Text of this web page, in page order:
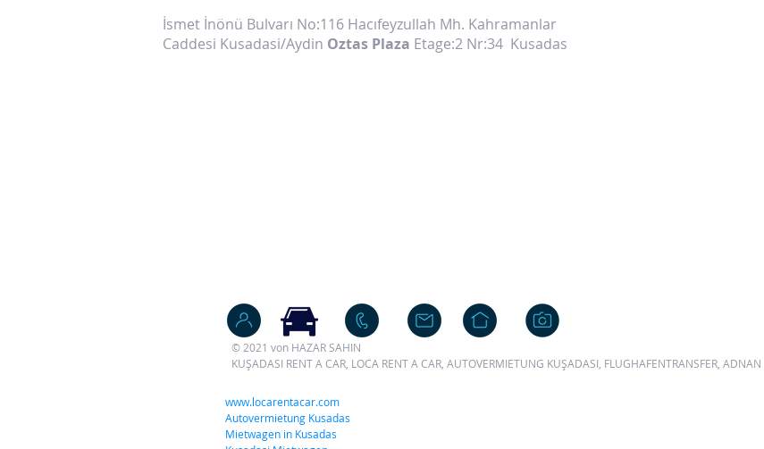
İsmet İnönü Bulvarı No:116 Hacıfeyzullah Mh. Kahramanlar
Caddesi Kusadasi/Aydin Oztas Plaza Etage:2 Nr:34 Kusadas
© 2021 von HAZAR SAHIN
KUŞADASI RENT A CAR, LOCA RENT A CAR, AUTOVERMIETUNG KUŞADASI, FLUGHAFENTRANSFER,
www.locarentacar.com
Autovermietung Kusadas
Mietwagen in Kusadas